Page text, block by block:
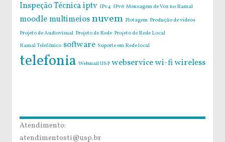
Inspeção Técnicaiptv IPv4 IPv6 Mensagem de Voz no Ramal
moodlemultimeiosnuvem Plotagem Produção de vídeos
Projeto de Audiovisual Projeto de Rede Projeto de Rede Local
Ramal Telefônico software Suporte em Rede local
telefonia Webmail USP webservicewi-fiwireless
Atendimento:
atendimentosti@usp.br